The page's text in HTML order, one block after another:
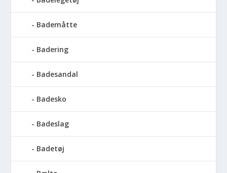
Bademåtte
Badering
Badesandal
Badesko
Badeslag
Badetøj